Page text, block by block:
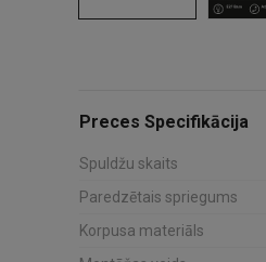
Preces Specifikācija
Spuldžu skaits
Paredzētais spriegums
Korpusa materiāls